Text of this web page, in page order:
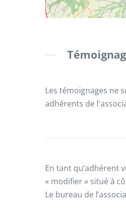
Les témoignages ne
adhérents de
En tant qu’adhérent
« modifier » situé à
Le bureau de